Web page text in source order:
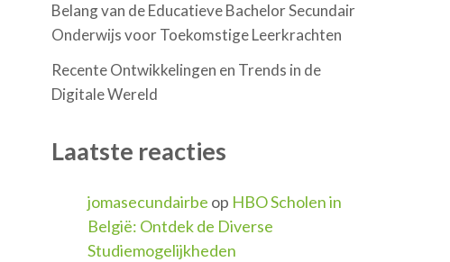
Belang van de Educatieve Bachelor Secundair
Onderwijs voor Toekomstige Leerkrachten
Recente Ontwikkelingen en Trends in de
Digitale Wereld
Laatste reacties
jomasecundairbe op HBO Scholen in
België: Ontdek de Diverse
Studiemogelijkheden